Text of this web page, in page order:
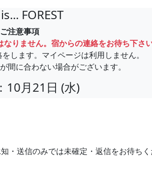
FOREST
ご注意事項
りません。宿からの連絡をお待ち下さい
します。マイページは利用しません。
間に合わない場合がございます。
10月21日 (水)
・送信のみでは未確定・返信をお待ちく